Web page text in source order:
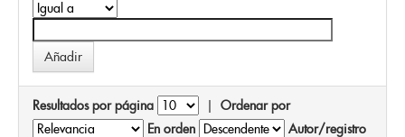
Resultados por página | Ordenar por
En orden
Autor/registro